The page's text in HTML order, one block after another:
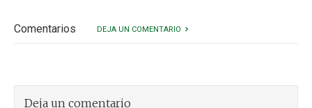
Comentarios DEJA UN COMENTARIO
Deja un comentario